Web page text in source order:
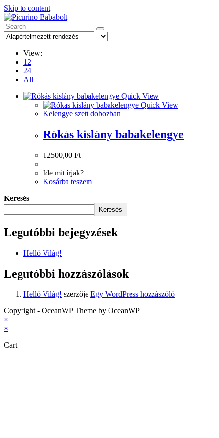
Skip to content
View:
12
24
All
Quick View
Quick View
Kelengye szett dobozban
Rókás kislány babakelengye
12500,00 Ft
Ide mit írjak?
Kosárba teszem
Keresés
Keresés
Legutóbbi bejegyzések
Helló Világ!
Legutóbbi hozzászólások
Helló Világ! szerzője Egy WordPress hozzászóló
Copyright - OceanWP Theme by OceanWP
×
×
Cart